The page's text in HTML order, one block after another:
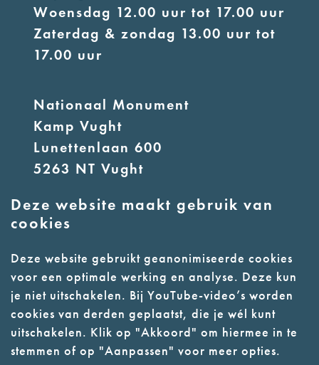
Deze website maakt gebruik van
cookies
Deze website gebruikt geanonimiseerde cookies
voor een optimale werking en analyse. Deze kun
je niet uitschakelen. Bij YouTube-video’s worden
cookies van derden geplaatst, die je wél kunt
uitschakelen. Klik op "Akkoord" om hiermee in te
stemmen of op "Aanpassen" voor meer opties.
Woensdag 12.00 uur tot 17.00 uur
Zaterdag & zondag 13.00 uur tot
17.00 uur
Nationaal Monument
Kamp Vught
Lunettenlaan 600
5263 NT Vught
E:info@nmkampvught.nl
- Parkeer in de vakken of in de
parkeergarage (begane grond)
- Alleen geleidehonden
toegestaan